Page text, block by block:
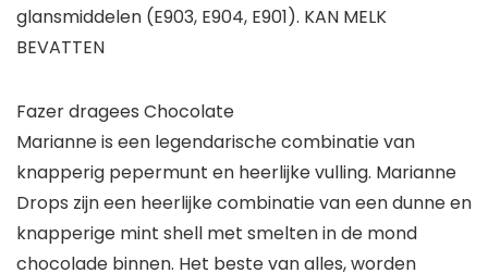
glansmiddelen (E903, E904, E901). KAN MELK
BEVATTEN
Fazer dragees Chocolate
Marianne is een legendarische combinatie van
knapperig pepermunt en heerlijke vulling. Marianne
Drops zijn een heerlijke combinatie van een dunne en
knapperige mint shell met smelten in de mond
chocolade binnen. Het beste van alles, worden